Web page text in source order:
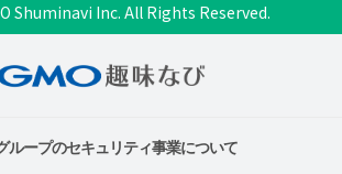
Shuminavi Inc. All Rights Reserved.